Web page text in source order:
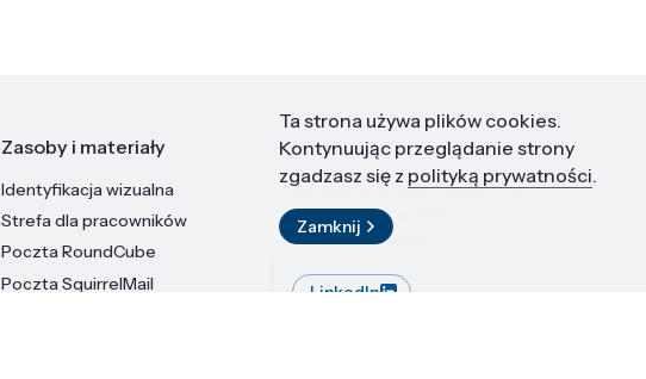
Zasoby i materiały
Identyfikacja wizualna
Strefa dla pracowników
Poczta RoundCube
Poczta SquirrelMail
Kontakt
Instytut Wysokich Ciśnień PAN
ul. Sokołowska 29/37
01-142 Warszawa
LinkedIn
Ta strona używa plików cookies.
Kontynuując przeglądanie strony
zgadzasz się z polityką prywatności.
Zamknij